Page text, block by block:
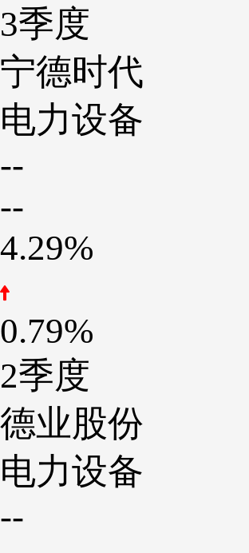
3季度
宁德时代
电力设备
--
--
4.29%
0.79%
2季度
德业股份
电力设备
--